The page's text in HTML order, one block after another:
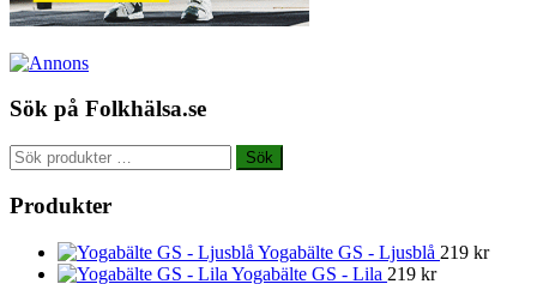
Sök på Folkhälsa.se
Sök
efter:
Sök
Produkter
Yogabälte GS - Ljusblå 219 kr
Yogabälte GS - Lila 219 kr